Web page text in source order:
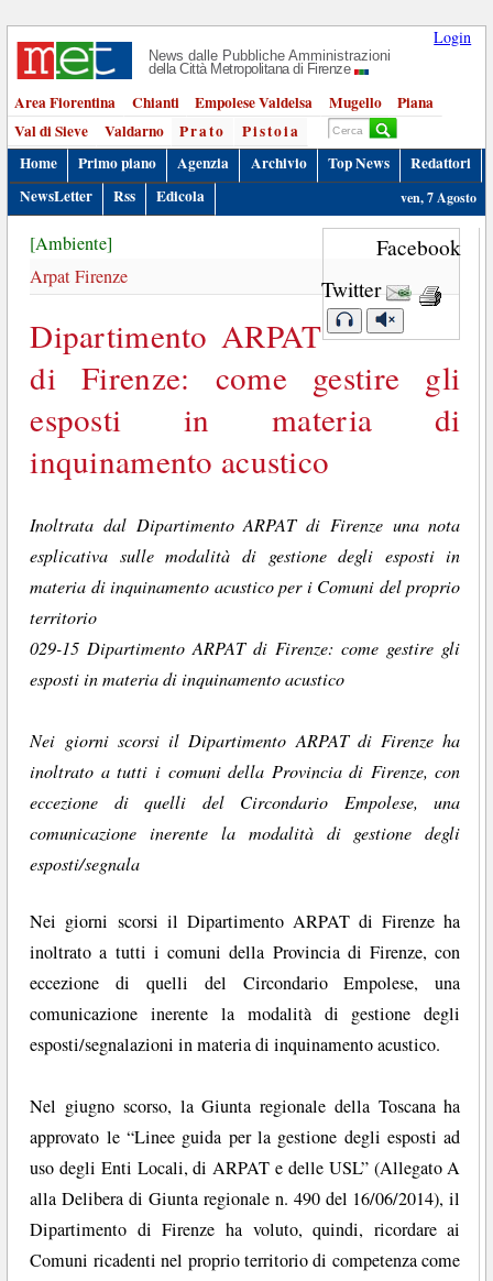
Login
News dalle Pubbliche Amministrazioni
della Città Metropolitana di Firenze
Area Fiorentina Chianti Empolese Valdelsa Mugello
Piana
Val di Sieve
Valdarno Prato
Pistoia
Home
Primo piano Agenzia Archivio Top News
Redattori
NewsLetter
Rss Edicola ven, 7 Agosto
Facebook
Twitter
[Ambiente]
Arpat Firenze
Dipartimento ARPAT
di Firenze: come gestire gli
esposti in materia di
inquinamento acustico
Inoltrata dal Dipartimento ARPAT di Firenze una nota
esplicativa sulle modalità di gestione degli esposti in
materia di inquinamento acustico per i Comuni del proprio
territorio
029-15 Dipartimento ARPAT di Firenze: come gestire gli
esposti in materia di inquinamento acustico
Nei giorni scorsi il Dipartimento ARPAT di Firenze ha
inoltrato a tutti i comuni della Provincia di Firenze, con
eccezione di quelli del Circondario Empolese, una
comunicazione inerente la modalità di gestione degli
esposti/segnala
Nei giorni scorsi il Dipartimento ARPAT di Firenze ha
inoltrato a tutti i comuni della Provincia di Firenze, con
eccezione di quelli del Circondario Empolese, una
comunicazione inerente la modalità di gestione degli
esposti/segnalazioni in materia di inquinamento acustico.
Nel giugno scorso, la Giunta regionale della Toscana ha
approvato le “Linee guida per la gestione degli esposti ad
uso degli Enti Locali, di ARPAT e delle USL” (Allegato A
alla Delibera di Giunta regionale n. 490 del 16/06/2014), il
Dipartimento di Firenze ha voluto, quindi, ricordare ai
Comuni ricadenti nel proprio territorio di competenza come